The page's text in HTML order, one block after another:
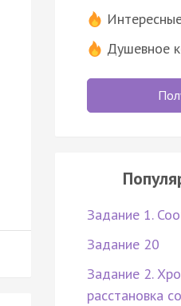
Душевное
Задание 1.
Задание 20
Задание 2.
расстановка